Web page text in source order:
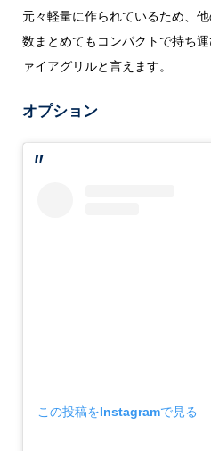
元々軽量に作られているため、
数まとめてもコンパクトで持ち
ァイアグリルと言えます。
オプション
この投稿をInstagramで見る